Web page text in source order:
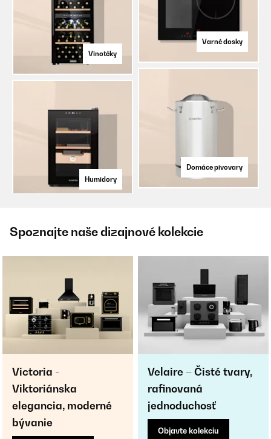
Vinotéky
Humidory
Varné dosky
Domáce pivovary
Spoznajte naše dizajnové kolekcie
Victoria -
Viktoriánska
elegancia, moderné
bývanie
Velaire – Čisté tvary,
rafinovaná
jednoduchosť
Objavte kolekciu